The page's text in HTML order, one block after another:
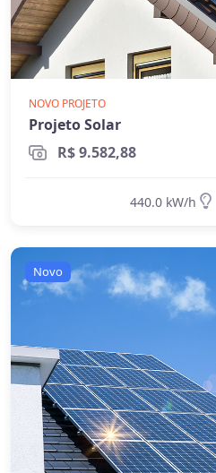
NOVO PROJETO
Projeto Solar
R$ 9.582,88
440.0 kW/h
Novo